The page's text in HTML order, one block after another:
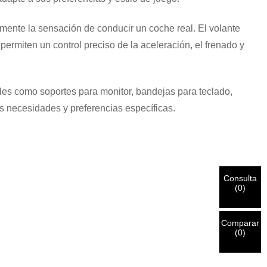
la sensación de conducir un coche real. El volante
un control preciso de la aceleración, el frenado y
como soportes para monitor, bandejas para teclado,
necesidades y preferencias específicas.
Consulta
(0)
Comparar
(0)